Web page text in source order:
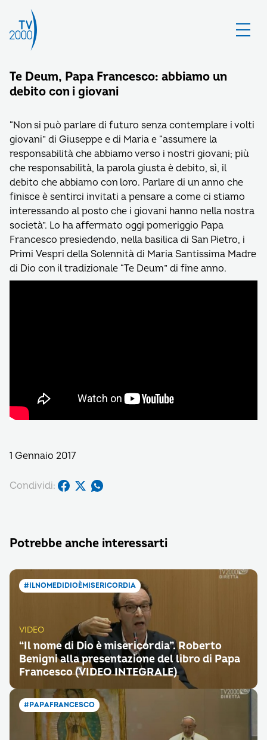
Te Deum, Papa Francesco: abbiamo un
debito con i giovani
“Non si può parlare di futuro senza contemplare i volti
giovani” di Giuseppe e di Maria e “assumere la
responsabilità che abbiamo verso i nostri giovani; più
che responsabilità, la parola giusta è debito, sì, il
debito che abbiamo con loro. Parlare di un anno che
finisce è sentirci invitati a pensare a come ci stiamo
interessando al posto che i giovani hanno nella nostra
società”. Lo ha affermato oggi pomeriggio Papa
Francesco presiedendo, nella basilica di San Pietro, i
Primi Vespri della Solennità di Maria Santissima Madre
di Dio con il tradizionale “Te Deum” di fine anno.
1 Gennaio 2017
Condividi:
Potrebbe anche interessarti
#ILNOMEDIDIOÈMISERICORDIA
VIDEO
“Il nome di Dio è misericordia”. Roberto
Benigni alla presentazione del libro di Papa
Francesco (VIDEO INTEGRALE)
#PAPAFRANCESCO